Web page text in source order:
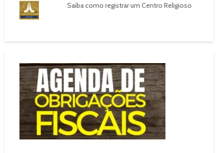
Saiba como registrar um Centro Religioso